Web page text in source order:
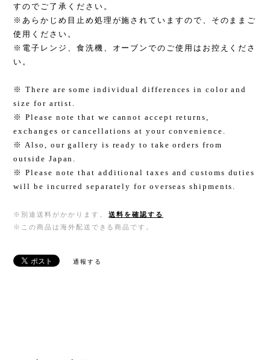
すのでご了承ください。
※あらかじめ目止め処理が施されていますので、そのままご
使用ください。
※電子レンジ、食洗機、オーブンでのご使用はお控えくださ
い。
※ There are some individual differences in color and
size for artist.
※ Please note that we cannot accept returns,
exchanges or cancellations at your convenience.
※ Also, our gallery is ready to take orders from
outside Japan.
※ Please note that additional taxes and customs duties
will be incurred separately for overseas shipments.
※別途送料がかかります。
送料を確認する
※この商品は海外配送できる商品です。
通報する